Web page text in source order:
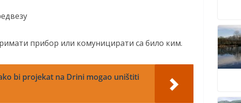
прибор или комуницирати са било ким.
bi projekat na Drini mogao uništiti